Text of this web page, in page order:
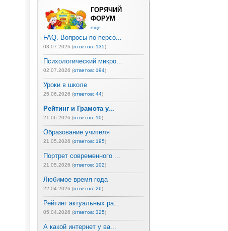
ГОРЯЧИЙ
ФОРУМ
еще...
FAQ. Вопросы по персо...
03.07.2026 (ответов: 135)
Психологический микро...
02.07.2026 (ответов: 194)
Уроки в школе
25.06.2026 (ответов: 44)
Рейтинг и Грамота у...
21.06.2026 (ответов: 10)
Образование учителя
21.05.2026 (ответов: 195)
Портрет современного ...
21.05.2026 (ответов: 102)
Любимое время года
22.04.2026 (ответов: 26)
Рейтинг актуальных ра...
05.04.2026 (ответов: 325)
А какой интернет у ва...